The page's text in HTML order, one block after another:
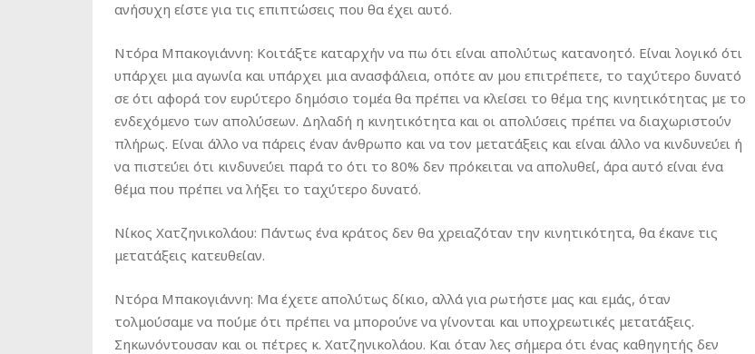
ανήσυχη είστε για τις επιπτώσεις που θα έχει αυτό.
Ντόρα Μπακογιάννη: Κοιτάξτε καταρχήν να πω ότι είναι απολύτως κατανοητό. Είναι λογικό ότι
υπάρχει μια αγωνία και υπάρχει μια ανασφάλεια, οπότε αν μου επιτρέπετε, το ταχύτερο δυνατό
σε ότι αφορά τον ευρύτερο δημόσιο τομέα θα πρέπει να κλείσει το θέμα της κινητικότητας με το
ενδεχόμενο των απολύσεων. Δηλαδή η κινητικότητα και οι απολύσεις πρέπει να διαχωριστούν
πλήρως. Είναι άλλο να πάρεις έναν άνθρωπο και να τον μετατάξεις και είναι άλλο να κινδυνεύει ή
να πιστεύει ότι κινδυνεύει παρά το ότι το 80% δεν πρόκειται να απολυθεί, άρα αυτό είναι ένα
θέμα που πρέπει να λήξει το ταχύτερο δυνατό.
Νίκος Χατζηνικολάου: Πάντως ένα κράτος δεν θα χρειαζόταν την κινητικότητα, θα έκανε τις
μετατάξεις κατευθείαν.
Ντόρα Μπακογιάννη: Μα έχετε απολύτως δίκιο, αλλά για ρωτήστε μας και εμάς, όταν
τολμούσαμε να πούμε ότι πρέπει να μπορούνε να γίνονται και υποχρεωτικές μετατάξεις.
Σηκωνόντουσαν και οι πέτρες κ. Χατζηνικολάου. Και όταν λες σήμερα ότι ένας καθηγητής δεν